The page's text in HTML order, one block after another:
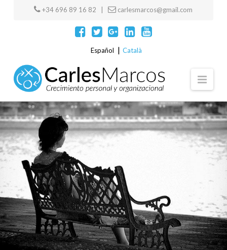
+34 696 89 16 82 | carlesmarcos@gmail.com
Español Català